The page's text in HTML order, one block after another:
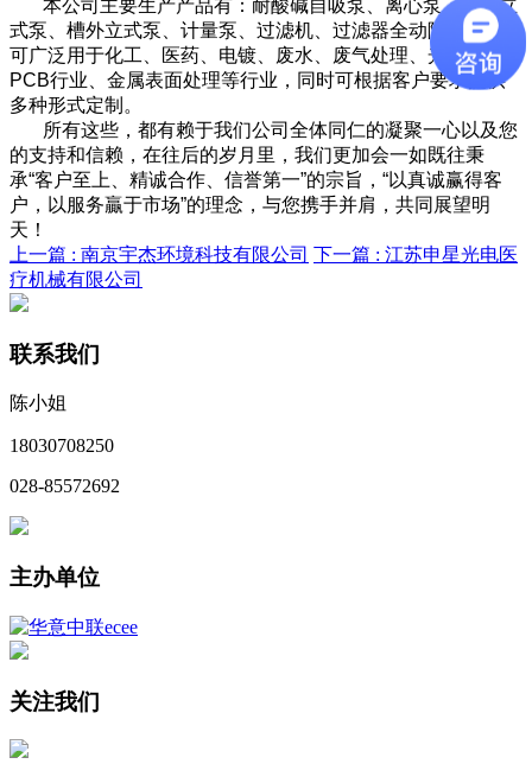
本公司主要生产产品有：耐酸碱自吸泵、离心泵、槽内立
式泵、槽外立式泵、计量泵、过滤机、过滤器全动隔膜泵等，
可广泛用于化工、医药、电镀、废水、废气处理、光伏行业、
PCB行业、金属表面处理等行业，同时可根据客户要求提供
多种形式定制。
所有这些，都有赖于我们公司全体同仁的凝聚一心以及您
的支持和信赖，在往后的岁月里，我们更加会一如既往秉
承“客户至上、精诚合作、信誉第一”的宗旨，“以真诚赢得客
户，以服务贏于市场”的理念，与您携手并肩，共同展望明
天！
上一篇 : 南京宇杰环境科技有限公司 下一篇 : 江苏申星光电医
疗机械有限公司
联系我们
陈小姐
18030708250
028-85572692
主办单位
关注我们